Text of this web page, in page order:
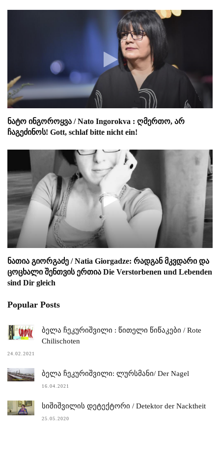
ნატო ინგოროყვა / Nato Ingorokva : ღმერთო, არ
ჩაგეძინოს! Gott, schlaf bitte nicht ein!
ნათია გიორგაძე / Natia Giorgadze: რადგან მკვდარი და
ცოცხალი შენთვის ერთია Die Verstorbenen und Lebenden
sind Dir gleich
Popular Posts
ბელა ჩეკურიშვილი : წითელი წიწაკები / Rote
Chilischoten
24.02.2021
ბელა ჩეკურიშვილი: ლურსმანი/ Der Nagel
16.04.2021
სიშიშვილის დეტექტორი / Detektor der Nacktheit
25.05.2020